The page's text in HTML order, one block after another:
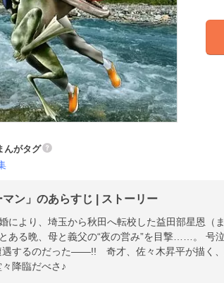
んがタグ
マン」のあらすじ | ストーリー
により、埼玉から秋田へ転校した益田部星恩（
ある晩、母と義父の“夜の営み”を目撃……。 号
遇するのだった――!! 奇才、佐々木昇平が描く
々降臨だべさ♪